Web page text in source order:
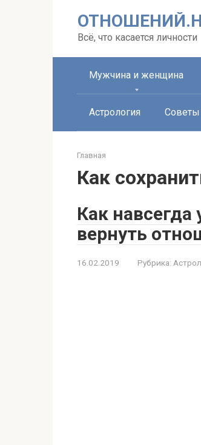
Всё, что касается личности
Мужчина и женщина
Астрология Советы
Главная
Как
Как
вернуть
16.02.2019 Рубрика: